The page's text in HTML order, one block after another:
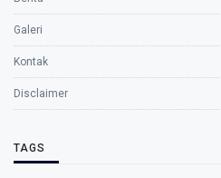
Galeri
Kontak
Disclaimer
TAGS